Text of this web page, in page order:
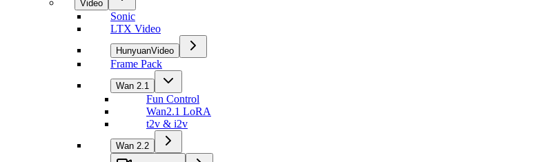
Video
Sonic
LTX Video
HunyuanVideo
Frame Pack
Wan 2.1
Fun Control
Wan2.1 LoRA
t2v & i2v
Wan 2.2